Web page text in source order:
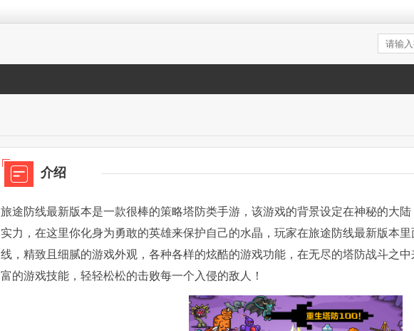
介绍
旅途防线最新版本是一款很棒的策略塔防类手游，该游戏的背景设定在神秘的大
实力，在这里你化身为勇敢的英雄来保护自己的水晶，玩家在旅途防线最新版本
线，精致且细腻的游戏外观，各种各样的炫酷的游戏功能，在无尽的塔防战斗之
富的游戏技能，轻轻松松的击败每一个入侵的敌人！